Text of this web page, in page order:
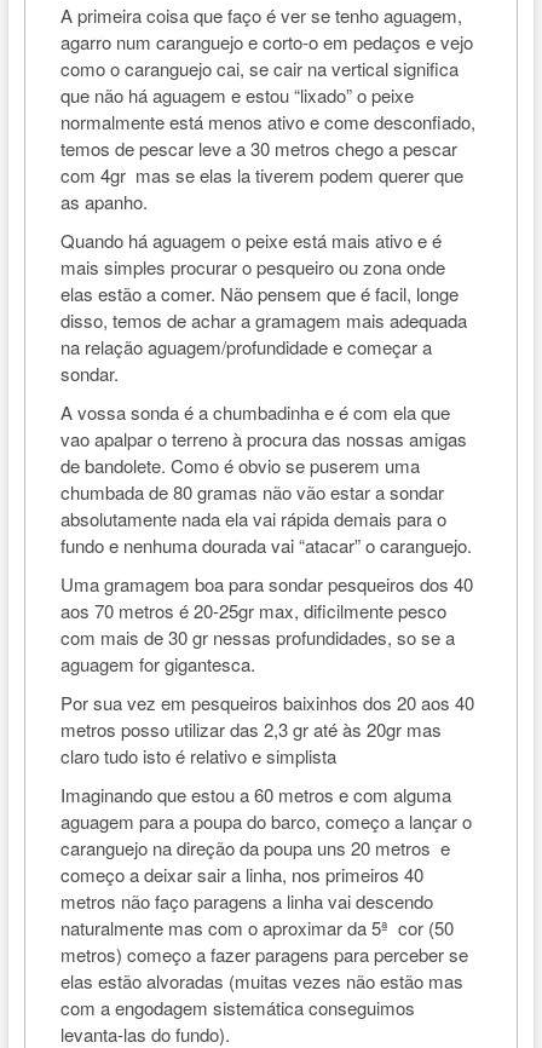
A primeira coisa que faço é ver se tenho aguagem,
agarro num caranguejo e corto-o em pedaços e vejo
como o caranguejo cai, se cair na vertical significa
que não há aguagem e estou “lixado” o peixe
normalmente está menos ativo e come desconfiado,
temos de pescar leve a 30 metros chego a pescar
com 4gr mas se elas la tiverem podem querer que
as apanho.
Quando há aguagem o peixe está mais ativo e é
mais simples procurar o pesqueiro ou zona onde
elas estão a comer. Não pensem que é facil, longe
disso, temos de achar a gramagem mais adequada
na relação aguagem/profundidade e começar a
sondar.
A vossa sonda é a chumbadinha e é com ela que
vao apalpar o terreno à procura das nossas amigas
de bandolete. Como é obvio se puserem uma
chumbada de 80 gramas não vão estar a sondar
absolutamente nada ela vai rápida demais para o
fundo e nenhuma dourada vai “atacar” o caranguejo.
Uma gramagem boa para sondar pesqueiros dos 40
aos 70 metros é 20-25gr max, dificilmente pesco
com mais de 30 gr nessas profundidades, so se a
aguagem for gigantesca.
Por sua vez em pesqueiros baixinhos dos 20 aos 40
metros posso utilizar das 2,3 gr até às 20gr mas
claro tudo isto é relativo e simplista
Imaginando que estou a 60 metros e com alguma
aguagem para a poupa do barco, começo a lançar o
caranguejo na direção da poupa uns 20 metros e
começo a deixar sair a linha, nos primeiros 40
metros não faço paragens a linha vai descendo
naturalmente mas com o aproximar da 5ª cor (50
metros) começo a fazer paragens para perceber se
elas estão alvoradas (muitas vezes não estão mas
com a engodagem sistemática conseguimos
levanta-las do fundo).